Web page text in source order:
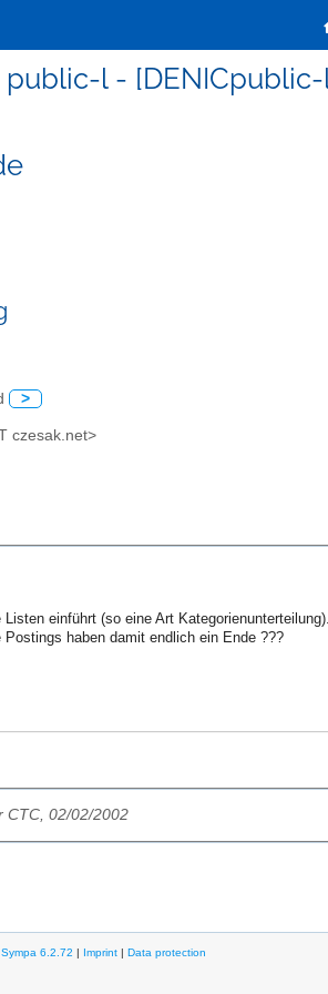
public-l -
>
czesak.net>
einführt (so eine Art
haben damit endlich ein Ende ???
CTC, 02/02/2002
6.2.72 | Imprint| Data protection